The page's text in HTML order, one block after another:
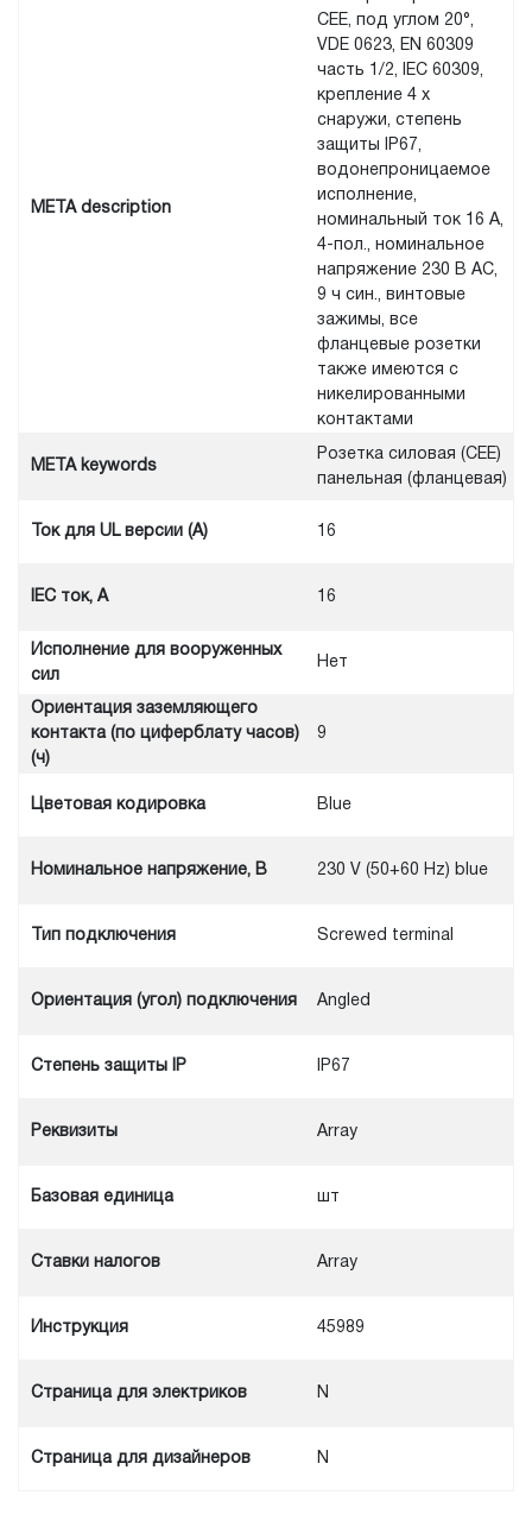
META description
CEE, под углом 20°,
VDE 0623, EN 60309
часть 1/2, IEC 60309,
крепление 4 x
снаружи, степень
защиты IP67,
водонепроницаемое
исполнение,
номинальный ток 16 А,
4-пол., номинальное
напряжение 230 В AC,
9 ч син., винтовые
зажимы, все
фланцевые розетки
также имеются с
никелированными
контактами
META keywords
Розетка силовая (CEE)
панельная (фланцевая)
Ток для UL версии (А) 16
IEC ток, A 16
Исполнение для вооруженных
сил
Нет
Ориентация заземляющего
контакта (по циферблату часов)
(ч)
9
Цветовая кодировка Blue
Номинальное напряжение, В 230 V (50+60 Hz) blue
Тип подключения Screwed terminal
Ориентация (угол) подключения Angled
Степень защиты IP IP67
Реквизиты Array
Базовая единица шт
Ставки налогов Array
Инструкция 45989
Cтраница для электриков N
Cтраница для дизайнеров N